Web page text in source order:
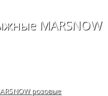
MARSNOW
розовые